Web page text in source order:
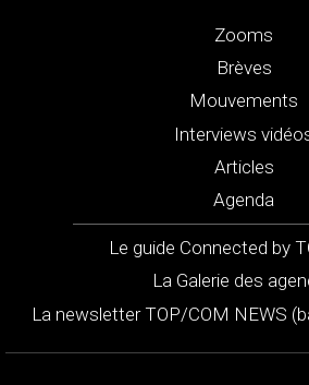
Zooms
Brèves
Mouvements
Interviews
Articles
Agenda
Le guide Connected by
La Galerie des
La newsletter TOP/COM NEWS